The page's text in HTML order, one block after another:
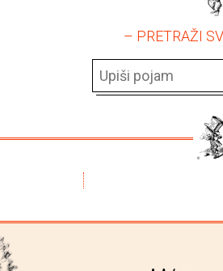
– PRETRAŽI